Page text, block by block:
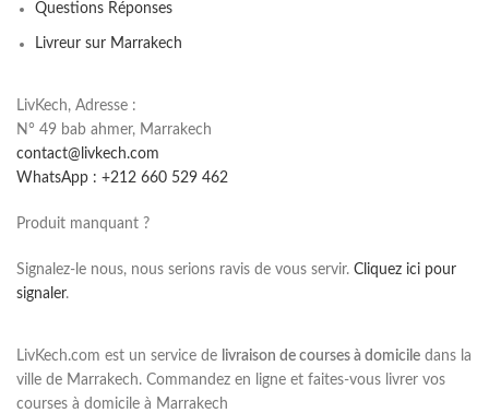
Questions Réponses
Livreur sur Marrakech
LivKech, Adresse :
N° 49 bab ahmer, Marrakech
contact@livkech.com
WhatsApp : +212 660 529 462
Produit manquant ?
Signalez-le nous, nous serions ravis de vous servir. Cliquez ici pour
signaler.
LivKech.com est un service de livraison de courses à domicile dans la
ville de Marrakech. Commandez en ligne et faites-vous livrer vos
courses à domicile à Marrakech